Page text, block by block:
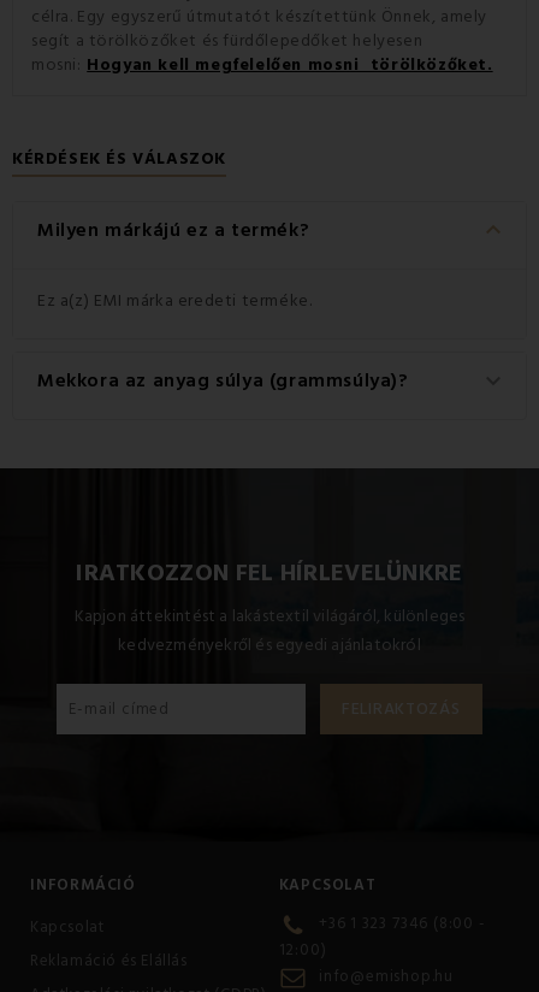
célra. Egy egyszerű útmutatót készítettünk Önnek, amely
segít a törölközőket és fürdőlepedőket helyesen
mosni: Hogyan kell megfelelően mosni törölközőket.
KÉRDÉSEK ÉS VÁLASZOK
Milyen márkájú ez a termék? keyboard_arrow_down
Ez a(z) EMI márka eredeti terméke.
Mekkora az anyag súlya (grammsúlya)?
IRATKOZZON FEL HÍRLEVELÜNKRE
Kapjon áttekintést a lakástextil világáról, különleges
kedvezményekről és egyedi ajánlatokról
INFORMÁCIÓ
Kapcsolat
Reklamáció és Elállás
KAPCSOLAT
+36 1 323 7346 (8:00 -
12:00)
info@emishop.hu